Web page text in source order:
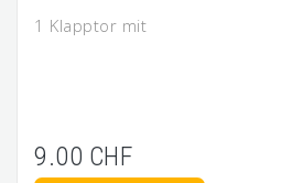
1 Klapptor mit
9.00 CHF